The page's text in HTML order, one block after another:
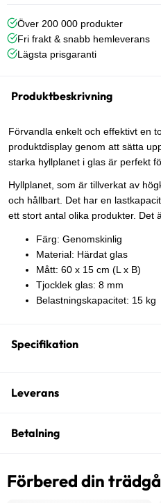
Över 200 000 produkter
Fri frakt & snabb hemleverans
Lägsta prisgaranti
Produktbeskrivning
Förvandla enkelt och effektivt en
produktdisplay genom att sätta
starka hyllplanet i glas är perfekt
Hyllplanet, som är tillverkat av
och hållbart. Det har en
ett stort antal olika produkter. Det
Färg: Genomskinlig
Material: Härdat glas
Mått: 60 x 15 cm (L x B)
Tjocklek glas: 8 mm
Belastningskapacitet: 15 kg
Specifikation
Leverans
Betalning
Förbered din